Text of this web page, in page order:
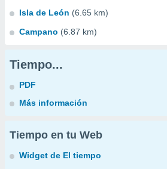
Isla de León (6.65 km)
Campano (6.87 km)
Tiempo...
PDF
Más información
Tiempo en tu Web
Widget de El tiempo